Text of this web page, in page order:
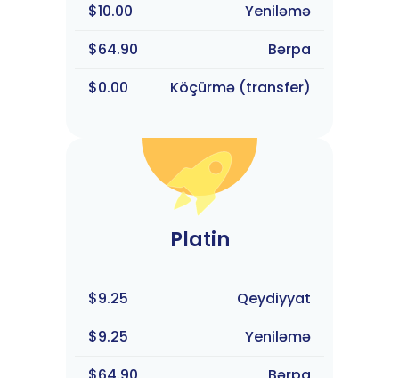
$10.00
Yeniləmə
$64.90
Bərpa
$0.00
Köçürmə (transfer)
Platin
$9.25
Qeydiyyat
$9.25
Yeniləmə